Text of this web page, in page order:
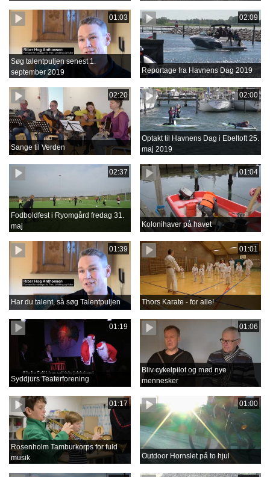
01:03
Søg talentpuljen senest 1.
september 2019
02:09
Reportage fra Havnens Dag 2019
02:20
Sange til Verden
02:00
Optakt til Havnens Dag i Ebeltoft 25.
maj 2019
02:37
Fodboldfest i Ryomgård fredag 31.
maj
01:04
Kolonihaver på havet
01:39
Har du talent, så søg Talentpuljen
01:01
Thors Karate - for alle!
01:19
Syddjurs Teaterforening
01:06
Bliv cykelpilot og mød nye
mennesker
01:17
Rosenholm Tamburkorps for fuld
musik
01:00
Outdoor Hornslet på to hjul